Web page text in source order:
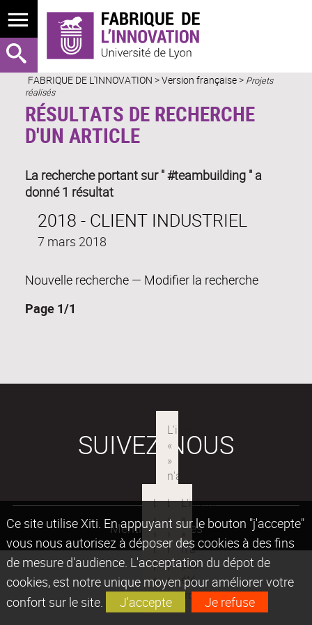
Ce site utilise Xiti. En appuyant sur le bouton "j'accepte"
vous nous autorisez à déposer des cookies à des fins
de mesure d'audience. L'acceptation du dépot de
cookies, est notre unique moyen pour améliorer votre
confort sur le site.
J'accepte Je refuse
FABRIQUE DE L'INNOVATION >Version française> Projets
réalisés
RÉSULTATS DE RECHERCHE
D'UN ARTICLE
La recherche portant sur " #teambuilding " a
donné 1 résultat
2018 - CLIENT INDUSTRIEL
7 mars 2018
Nouvelle recherche — Modifier la recherche
Page 1/1
SUIVEZ-NOUS
Mentions légales